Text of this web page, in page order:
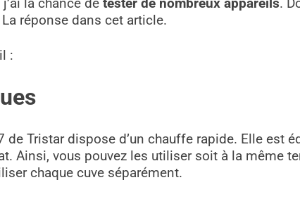
la chance de tester de nombreux appareils.
réponse dans cet article.
:
de Tristar dispose d’un chauffe rapide. Elle est
Ainsi, vous pouvez les utiliser soit à la même
chaque cuve séparément.